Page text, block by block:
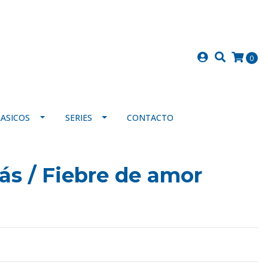
0
SERIES CONTACTO
/ Fiebre de amor